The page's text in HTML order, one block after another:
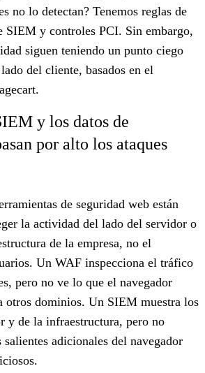
no lo detectan? Tenemos reglas de
SIEM y controles PCI. Sin embargo,
siguen teniendo un punto ciego
del cliente, basados en el
y los datos de
por alto los ataques
de seguridad web están
la actividad del lado del servidor o
de la empresa, no el
Un WAF inspecciona el tráfico
pero no ve lo que el navegador
otros dominios. Un SIEM muestra los
y de la infraestructura, pero no
adicionales del navegador